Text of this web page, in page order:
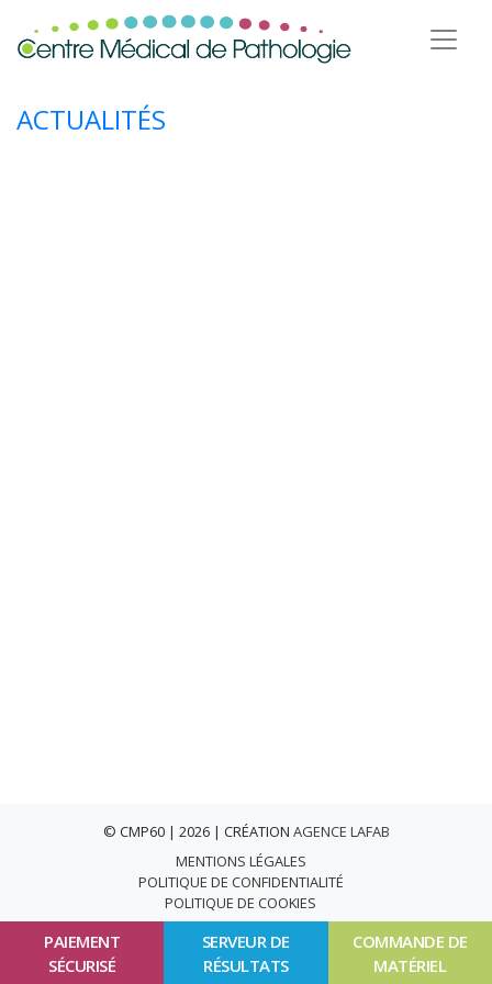
PAIEMENT
SÉCURISÉ
SERVEUR DE
RÉSULTATS
COMMANDE DE
MATÉRIEL
ACTUALITÉS
© CMP60 | 2026 | CRÉATION AGENCE LAFAB
MENTIONS LÉGALES
POLITIQUE DE CONFIDENTIALITÉ
POLITIQUE DE COOKIES